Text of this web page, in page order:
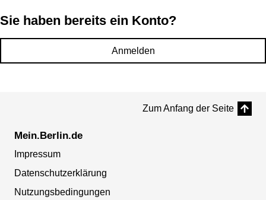
Sie haben bereits ein Konto?
Anmelden
Zum Anfang der Seite
Mein.Berlin.de
Impressum
Datenschutzerklärung
Nutzungsbedingungen